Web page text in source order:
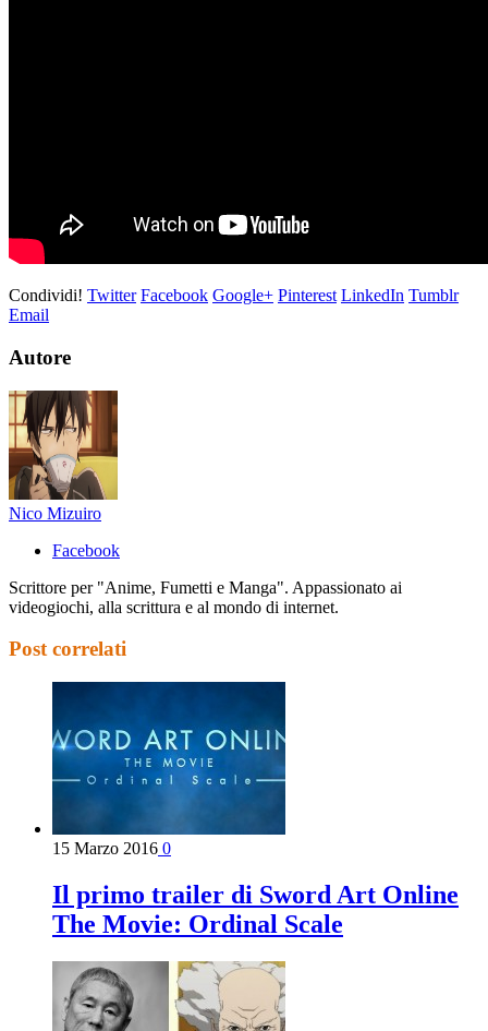
Condividi! Twitter Facebook Google+ Pinterest LinkedIn Tumblr
Email
Autore
Nico Mizuiro
Facebook
Scrittore per "Anime, Fumetti e Manga". Appassionato ai
videogiochi, alla scrittura e al mondo di internet.
Post correlati
15 Marzo 2016 0
Il primo trailer di Sword Art Online
The Movie: Ordinal Scale